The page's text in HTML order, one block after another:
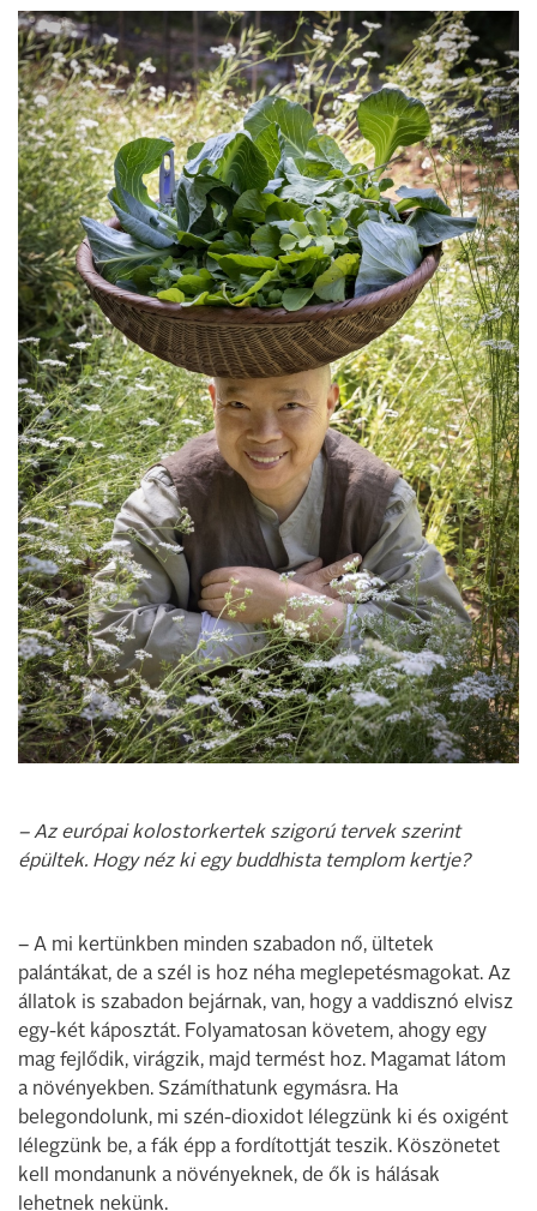
– Az európai kolostorkertek szigorú tervek szerint
épültek. Hogy néz ki egy buddhista templom kertje?
– A mi kertünkben minden szabadon nő, ültetek
palántákat, de a szél is hoz néha meglepetésmagokat. Az
állatok is szabadon bejárnak, van, hogy a vaddisznó elvisz
egy-két káposztát. Folyamatosan követem, ahogy egy
mag fejlődik, virágzik, majd termést hoz. Magamat látom
a növényekben. Számíthatunk egymásra. Ha
belegondolunk, mi szén-dioxidot lélegzünk ki és oxigént
lélegzünk be, a fák épp a fordítottját teszik. Köszönetet
kell mondanunk a növényeknek, de ők is hálásak
lehetnek nekünk.